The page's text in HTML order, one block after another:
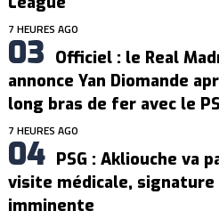
7 HEURES AGO
Officiel : le Real
annonce Yan Diomande
long bras de fer avec le
7 HEURES AGO
PSG : Akliouche va
visite médicale, signature
imminente